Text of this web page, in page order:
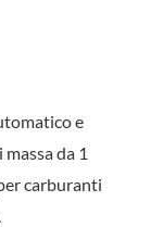
e
da 1
carburanti